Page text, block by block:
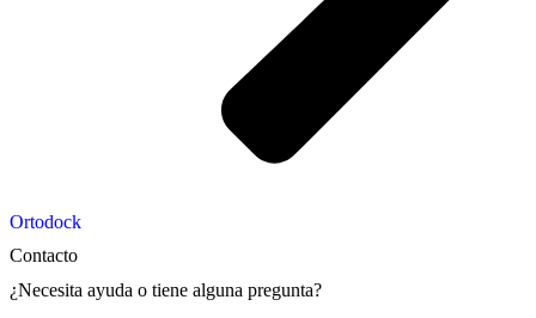
Ortodock
Contacto
¿Necesita ayuda o tiene alguna pregunta?​